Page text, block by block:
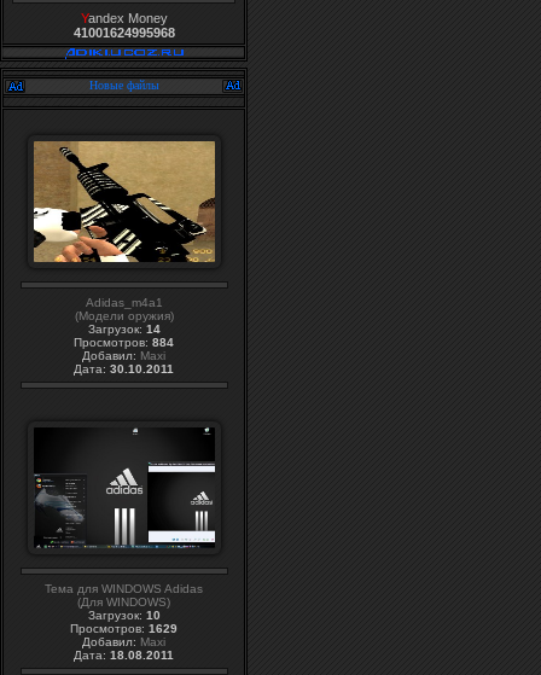
Yandex Money
41001624995968
Новые файлы
Adidas_m4a1
(Модели оружия)
Загрузок: 14
Просмотров: 884
Добавил: Maxi
Дата: 30.10.2011
Тема для WINDOWS Adidas
(Для WINDOWS)
Загрузок: 10
Просмотров: 1629
Добавил: Maxi
Дата: 18.08.2011